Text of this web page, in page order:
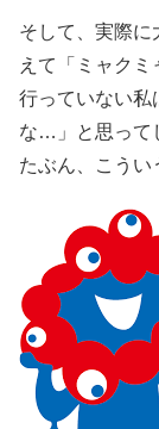
そして、実際に
えて「ミャクミ
行っていない私
な…」と思って
たぶん、こうい